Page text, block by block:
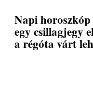
Napi
egy csillagjegy
a régóta várt